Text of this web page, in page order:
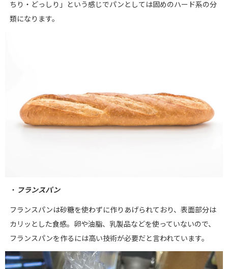
ちり・どっしり」という感じでパンとしては固めのハード系の分
類になります。
・ フランスパン
フランスパンは砂糖を使わずに作りあげられており、表面部分は
カリッとした食感。卵や油脂、乳製品などを使っていないので、
フランスパンを作るには高い技術が必要だと言われています。